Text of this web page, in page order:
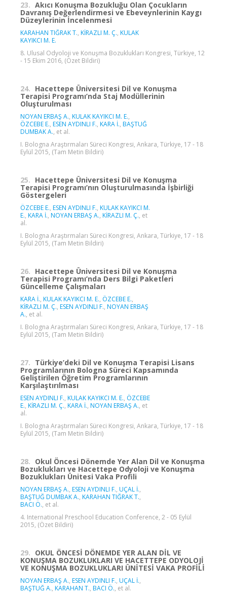
23. Akıcı Konuşma Bozukluğu Olan Çocukların
Davranış Değerlendirmesi ve Ebeveynlerinin Kaygı
Düzeylerinin İncelenmesi
KARAHAN TIĞRAK T., KİRAZLI M. Ç., KULAK
KAYIKCI M. E.
8. Ulusal Odyoloji ve Konuşma Bozuklukları Kongresi, Türkiye, 12
- 15 Ekim 2016, (Özet Bildiri)
24. Hacettepe Üniversitesi Dil ve Konuşma
Terapisi Programı’nda Staj Modüllerinin
Oluşturulması
NOYAN ERBAŞ A., KULAK KAYIKCI M. E.,
ÖZCEBE E., ESEN AYDINLI F., KARA İ., BAŞTUĞ
DUMBAK A., et al.
I. Bologna Araştırmaları Süreci Kongresi, Ankara, Türkiye, 17 - 18
Eylül 2015, (Tam Metin Bildiri)
25. Hacettepe Üniversitesi Dil ve Konuşma
Terapisi Programı’nın Oluşturulmasında İşbirliği
Göstergeleri
ÖZCEBE E., ESEN AYDINLI F., KULAK KAYIKCI M.
E., KARA İ., NOYAN ERBAŞ A., KİRAZLI M. Ç., et
al.
I. Bologna Araştırmaları Süreci Kongresi, Ankara, Türkiye, 17 - 18
Eylül 2015, (Tam Metin Bildiri)
26. Hacettepe Üniversitesi Dil ve Konuşma
Terapisi Programı’nda Ders Bilgi Paketleri
Güncelleme Çalışmaları
KARA İ., KULAK KAYIKCI M. E., ÖZCEBE E.,
KİRAZLI M. Ç., ESEN AYDINLI F., NOYAN ERBAŞ
A., et al.
I. Bologna Araştırmaları Süreci Kongresi, Ankara, Türkiye, 17 - 18
Eylül 2015, (Tam Metin Bildiri)
27. Türkiye’deki Dil ve Konuşma Terapisi Lisans
Programlarının Bologna Süreci Kapsamında
Geliştirilen Öğretim Programlarının
Karşılaştırılması
ESEN AYDINLI F., KULAK KAYIKCI M. E., ÖZCEBE
E., KİRAZLI M. Ç., KARA İ., NOYAN ERBAŞ A., et
al.
I. Bologna Araştırmaları Süreci Kongresi, Ankara, Türkiye, 17 - 18
Eylül 2015, (Tam Metin Bildiri)
28. Okul Öncesi Dönemde Yer Alan Dil ve Konuşma
Bozuklukları ve Hacettepe Odyoloji ve Konuşma
Bozuklukları Ünitesi Vaka Profili
NOYAN ERBAŞ A., ESEN AYDINLI F., UÇAL İ.,
BAŞTUĞ DUMBAK A., KARAHAN TIĞRAK T.,
BACI Ö., et al.
4. International Preschool Education Conference, 2 - 05 Eylül
2015, (Özet Bildiri)
29. OKUL ÖNCESİ DÖNEMDE YER ALAN DİL VE
KONUŞMA BOZUKLUKLARI VE HACETTEPE ODYOLOJİ
VE KONUŞMA BOZUKLUKLARI ÜNİTESİ VAKA PROFİLİ
NOYAN ERBAŞ A., ESEN AYDINLI F., UÇAL İ.,
BAŞTUĞ A., KARAHAN T., BACI Ö., et al.